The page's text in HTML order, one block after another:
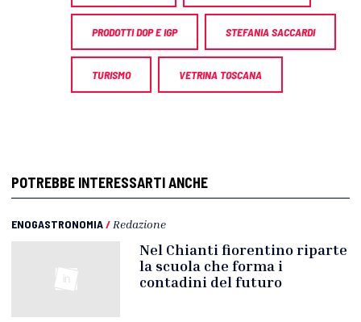
PRODOTTI DOP E IGP STEFANIA SACCARDI
TURISMO VETRINA TOSCANA
POTREBBE INTERESSARTI ANCHE
ENOGASTRONOMIA/Redazione
Nel Chianti fiorentino riparte
la scuola che forma i
contadini del futuro